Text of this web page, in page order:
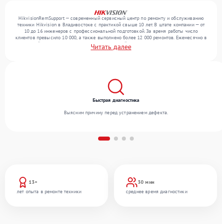
HikvisionRemSupport — современный сервисный центр по ремонту и обслуживанию
техники Hikvision в Владивостоке с практикой свыше 10 лет. В штате компании — от
10 до 16 инженеров с профессиональной подготовкой. За время работы число
клиентов превысило 10 000, а также выполнено более 12 000 ремонтов. Ежемесячно в
сервисный центр поступает более 300 обращений, включая , , . Мы беремся за задачи
любой сложности и гарантируем высокое качество обслуживания благодаря
Читать далее
13+
лет опыта в ремонте техники
30 мин
среднее время диагностики
Быстрая диагностика
Выясним причину перед устранением дефекта.